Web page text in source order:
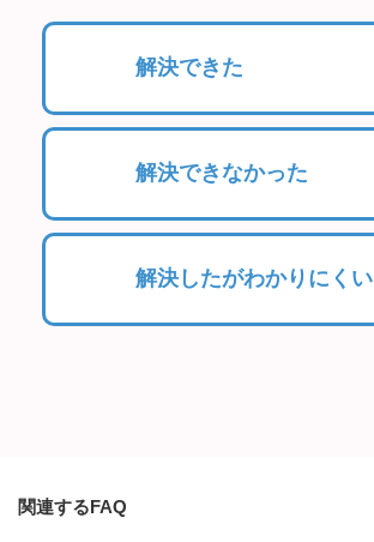
解決できた
解決できなかった
解決したがわかりにくい
関連するFAQ